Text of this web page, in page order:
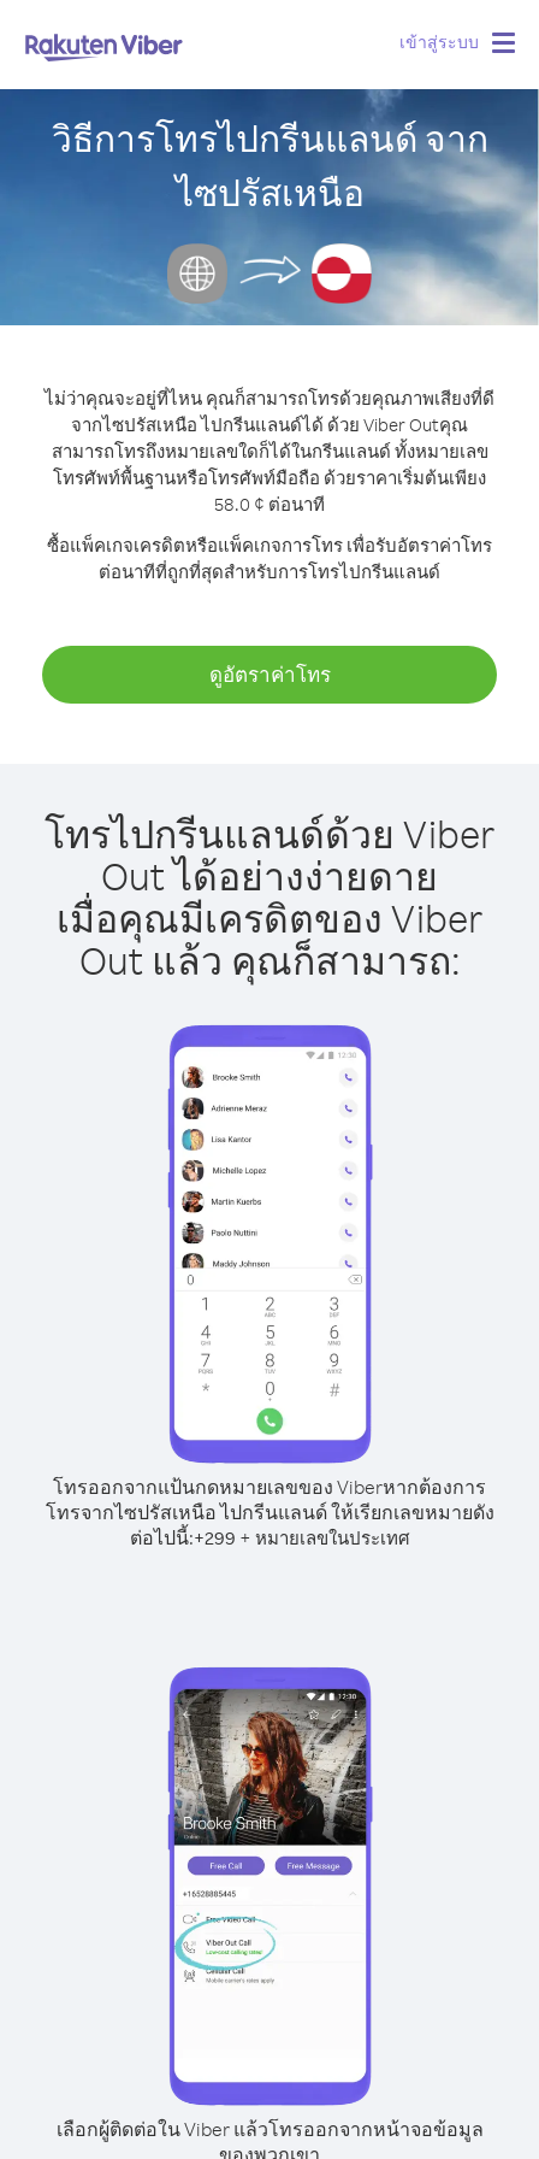
เข้าสู่ระบบ
วิธีการโทรไปกรีนแลนด์ จาก
ไซปรัสเหนือ
ไม่ว่าคุณจะอยู่ที่ไหน คุณก็สามารถโทรด้วยคุณภาพเสียงที่ดี
จากไซปรัสเหนือ ไปกรีนแลนด์ได้ ด้วย Viber Outคุณ
สามารถโทรถึงหมายเลขใดก็ได้ในกรีนแลนด์ ทั้งหมายเลข
โทรศัพท์พื้นฐานหรือโทรศัพท์มือถือ ด้วยราคาเริ่มต้นเพียง
58.0 ¢ ต่อนาที
ซื้อแพ็คเกจเครดิตหรือแพ็คเกจการโทร เพื่อรับอัตราค่าโทร
ต่อนาทีที่ถูกที่สุดสำหรับการโทรไปกรีนแลนด์
ดูอัตราค่าโทร
โทรไปกรีนแลนด์ด้วย Viber
Out ได้อย่างง่ายดาย
เมื่อคุณมีเครดิตของ Viber
Out แล้ว คุณก็สามารถ:
โทรออกจากแป้นกดหมายเลขของ Viberหากต้องการ
โทรจากไซปรัสเหนือ ไปกรีนแลนด์ ให้เรียกเลขหมายดัง
ต่อไปนี้:+299 + หมายเลขในประเทศ
เลือกผู้ติดต่อใน Viber แล้วโทรออกจากหน้าจอข้อมูล
ของพวกเขา